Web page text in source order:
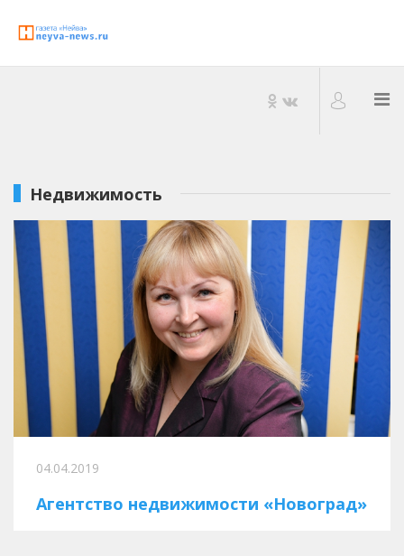
Недвижимость
04.04.2019
Агентство недвижимости «Новоград»